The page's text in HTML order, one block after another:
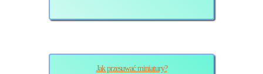
Jak przesuwać miniatury?